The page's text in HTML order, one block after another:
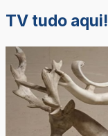
TV tudo aqui!